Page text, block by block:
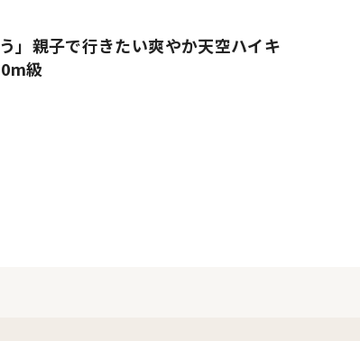
」親子で行きたい爽やか天空ハイキ
級